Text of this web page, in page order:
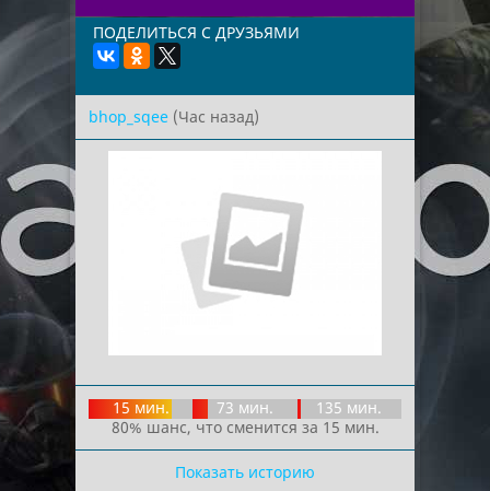
ПОДЕЛИТЬСЯ С ДРУЗЬЯМИ
bhop_sqee (Час назад)
15 мин. 73 мин.
135 мин.
80% шанс, что сменится за 15 мин.
Показать историю